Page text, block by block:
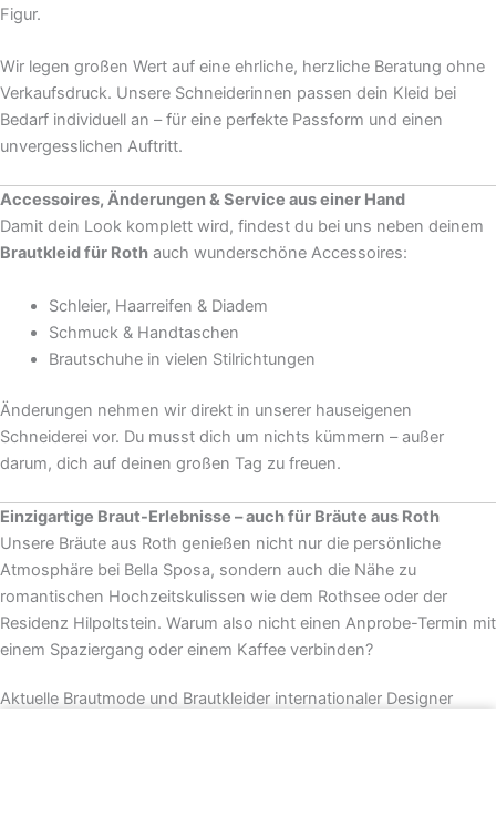
Figur.
Wir legen großen Wert auf eine ehrliche, herzliche Beratung ohne
Verkaufsdruck. Unsere Schneiderinnen passen dein Kleid bei
Bedarf individuell an – für eine perfekte Passform und einen
unvergesslichen Auftritt.
Accessoires, Änderungen & Service aus einer Hand
Damit dein Look komplett wird, findest du bei uns neben deinem
Brautkleid für Roth auch wunderschöne Accessoires:
Schleier, Haarreifen & Diadem
Schmuck & Handtaschen
Brautschuhe in vielen Stilrichtungen
Änderungen nehmen wir direkt in unserer hauseigenen
Schneiderei vor. Du musst dich um nichts kümmern – außer
darum, dich auf deinen großen Tag zu freuen.
Einzigartige Braut-Erlebnisse – auch für Bräute aus Roth
Unsere Bräute aus Roth genießen nicht nur die persönliche
Atmosphäre bei Bella Sposa, sondern auch die Nähe zu
romantischen Hochzeitskulissen wie dem Rothsee oder der
Residenz Hilpoltstein. Warum also nicht einen Anprobe-Termin mit
einem Spaziergang oder einem Kaffee verbinden?
Aktuelle Brautmode und Brautkleider internationaler Designer